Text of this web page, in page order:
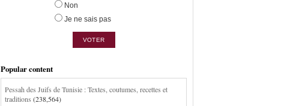
Non
Je ne sais pas
Popular content
Pessah des Juifs de Tunisie : Textes, coutumes, recettes et
traditions (238,564)